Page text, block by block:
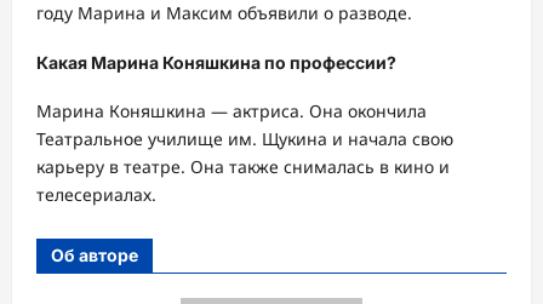
году Марина и Максим объявили о разводе.
Какая Марина Коняшкина по профессии?
Марина Коняшкина — актриса. Она окончила
Театральное училище им. Щукина и начала свою
карьеру в театре. Она также снималась в кино и
телесериалах.
Об авторе